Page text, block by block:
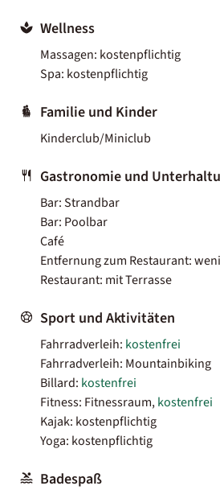
Wellness
Massagen: kostenpflichtig
Spa: kostenpflichtig
Familie und Kinder
Kinderclub/Miniclub
Gastronomie und
Bar: Strandbar
Bar: Poolbar
Café
Entfernung zum Restaurant:
Restaurant: mit Terrasse
Sport und Aktivitäten
Fahrradverleih: kostenfrei
Fahrradverleih: Mountainbiking
Billard: kostenfrei
Fitness: Fitnessraum,kostenfrei
Kajak: kostenpflichtig
Yoga: kostenpflichtig
Badespaß